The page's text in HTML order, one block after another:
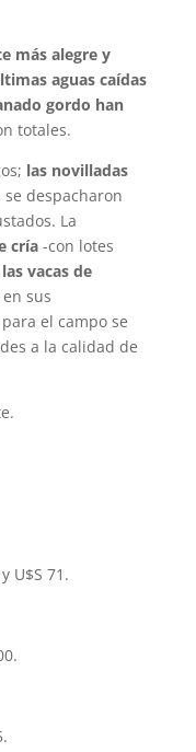
más alegre y
aguas caídas
gordo han
totales.
las novilladas
despacharon
La
cría-con lotes
las vacas de
sus
el campo se
a la calidad de
U$S 71.